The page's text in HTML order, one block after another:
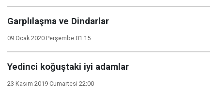
Garplılaşma ve Dindarlar
09 Ocak 2020 Perşembe 01:15
Yedinci koğuştaki iyi adamlar
23 Kasım 2019 Cumartesi 22:00